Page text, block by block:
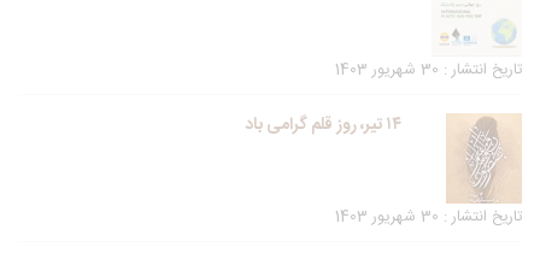
تاریخ انتشار : 30 شهریور 1403
۱۴ تیر، روز قلم گرامی باد
تاریخ انتشار : 30 شهریور 1403